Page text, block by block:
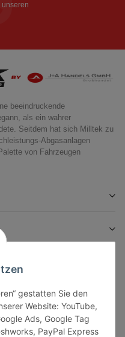
gestatten Sie den
Website: YouTube,
Ads, Google Tag
PayPal Express
unseren
beeindruckende
als ein wahrer
Seitdem hat sich Milltek zu
Abgasanlagen
von Fahrzeugen